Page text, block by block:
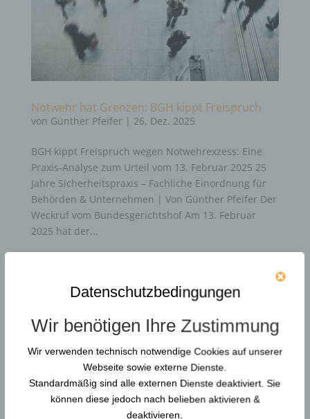
Notwehr hat Grenzen: BGH kippt Freispruch
von Günther Pfeifer| 26, Dez. 2025
BGH kippt Freispruch wegen Notwehrexzess: Eine
Praxis-Analyse zum Urteil vom 13. Februar 2025 25
Jahre Sicherheitspraxis – Fachliche Einordnung für
Behörden & Unternehmen | Von Günther Pfeifer Der
Weckruf vom Bundesgerichtshof Am 13. Februar
2025 hat der...
Gewaltschutzkoordinator in KRITIS: Resilienz und
Gewaltprävention
Reform der DGUV Vorschrift 2: Gewaltprävention &
Datenschutzbedingungen
Wir benötigen Ihre Zustimmung
Wir verwenden technisch notwendige Cookies auf unserer
Webseite sowie externe Dienste.
Standardmäßig sind alle externen Dienste deaktiviert. Sie
können diese jedoch nach belieben aktivieren &
deaktivieren.